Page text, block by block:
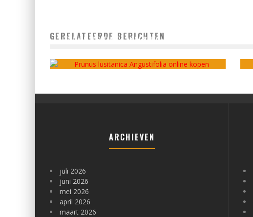
GERELATEERDE BERICHTEN
PRUNUS LUSITANICA ANGUSTIFOLIA ONLINE KOPEN
ARCHIEVEN
juli 2026
juni 2026
mei 2026
april 2026
maart 2026